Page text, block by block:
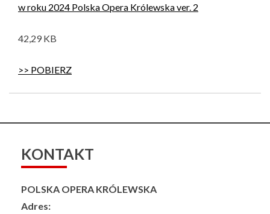
w roku 2024 Polska Opera Królewska ver. 2
42,29 KB
>> POBIERZ
KONTAKT
POLSKA OPERA KRÓLEWSKA
Adres: